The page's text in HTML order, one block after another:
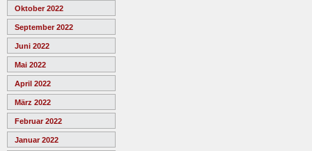
Oktober 2022
September 2022
Juni 2022
Mai 2022
April 2022
März 2022
Februar 2022
Januar 2022